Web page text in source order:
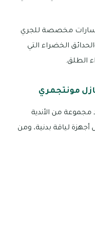
مخصصة للجري
الخضراء التي
الطلق.
مونتجمري
من الأندية
أجهزة لياقة بدنية، ومن